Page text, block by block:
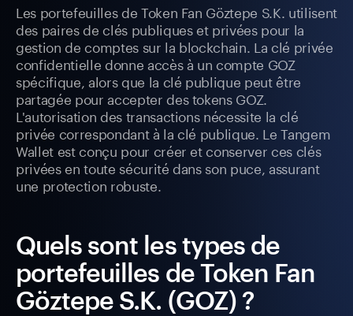
Les portefeuilles de Token Fan Göztepe S.K. utilisent
des paires de clés publiques et privées pour la
gestion de comptes sur la blockchain. La clé privée
confidentielle donne accès à un compte GOZ
spécifique, alors que la clé publique peut être
partagée pour accepter des tokens GOZ.
L'autorisation des transactions nécessite la clé
privée correspondant à la clé publique. Le Tangem
Wallet est conçu pour créer et conserver ces clés
privées en toute sécurité dans son puce, assurant
une protection robuste.
Quels sont les types de
portefeuilles de Token Fan
Göztepe S.K. (GOZ) ?